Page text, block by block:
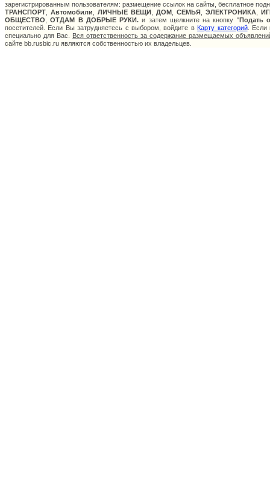
зарегистрированным пользователям: размещение ссылок на сайты, бесплатное
ТРАНСПОРТ
Автомобили ЛИЧНЫЕ ВЕЩИ ДОМ СЕМЬЯ ЭЛЕКТРОНИКА
ОБЩЕСТВО ,ОТДАМ В ДОБРЫЕ РУКИ. и затем щелкните на кнопку "Подать
посетителей. Если Вы затрудняетесь с выбором, войдите вКарту категорий. Если
специально для Вас. Вся ответственность за содержание размещаемых
сайте bb.rusbic.ru являются собственностью их владельцев.